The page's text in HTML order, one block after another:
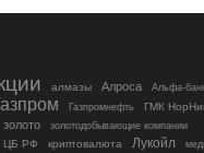
алмазы Алроса Альфа-
Газпромнефть
ГМК
золото золотодобывающие компании
ЦБ РФ криптовалюта Лукойл